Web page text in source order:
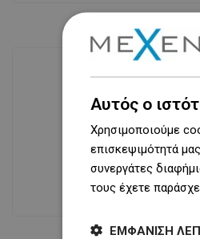
Διαθεσιμότητα
Σύγχρονο κέντρο
31 000 m² με πάνω
θέσεις παλετών
500 000
Αυτός ο
Χρησιμοποιούμε
επισκεψιμότητά
συνεργάτες
τους έχετε
ΕΜΦΆΝΙΣΗ